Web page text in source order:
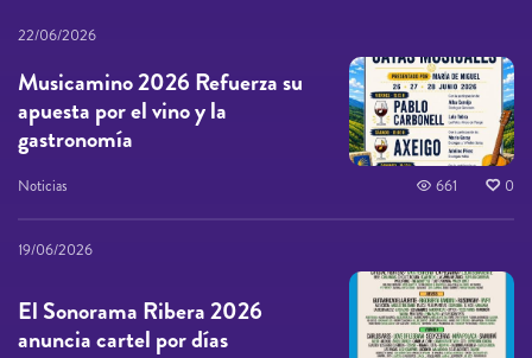
22/06/2026
Musicamino 2026 Refuerza su
apuesta por el vino y la
gastronomía
Noticias 661 0
19/06/2026
El Sonorama Ribera 2026
anuncia cartel por días